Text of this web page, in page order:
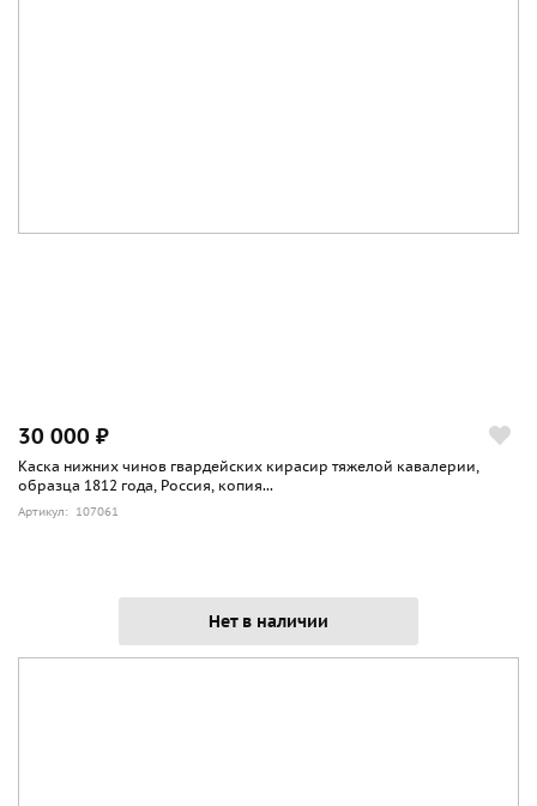
30 000 ₽
Каска нижних чинов гвардейских кирасир тяжелой кавалерии,
образца 1812 года, Россия, копия...
Артикул: 107061
Нет в наличии